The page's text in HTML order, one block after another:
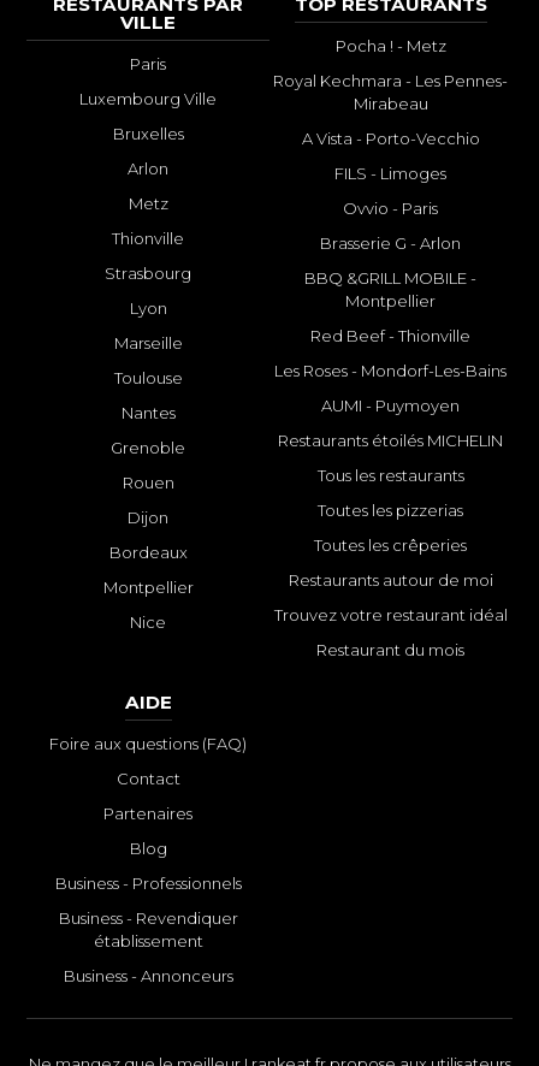
RESTAURANTS PAR
VILLE
Paris
Luxembourg Ville
Bruxelles
Arlon
Metz
Thionville
Strasbourg
Lyon
Marseille
Toulouse
Nantes
Grenoble
Rouen
Dijon
Bordeaux
Montpellier
Nice
TOP RESTAURANTS
Pocha ! - Metz
Royal Kechmara - Les Pennes-
Mirabeau
A Vista - Porto-Vecchio
FILS - Limoges
Ovvio - Paris
Brasserie G - Arlon
BBQ &GRILL MOBILE -
Montpellier
Red Beef - Thionville
Les Roses - Mondorf-Les-Bains
AUMI - Puymoyen
Restaurants étoilés MICHELIN
Tous les restaurants
Toutes les pizzerias
Toutes les crêperies
Restaurants autour de moi
Trouvez votre restaurant idéal
Restaurant du mois
AIDE
Foire aux questions (FAQ)
Contact
Partenaires
Blog
Business - Professionnels
Business - Revendiquer
établissement
Business - Annonceurs